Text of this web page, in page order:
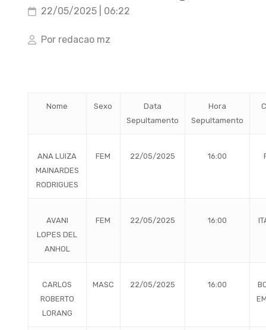
22/05/2025 | 06:22
Por redacao mz
Nome Sexo
Data
Sepultamento
Hora
Sepultamento
ANA LUIZA
MAINARDES
RODRIGUES
FEM 22/05/2025 16:00
AVANI
LOPES DEL
ANHOL
FEM 22/05/2025 16:00
CARLOS
ROBERTO
LORANG
MASC 22/05/2025 16:00